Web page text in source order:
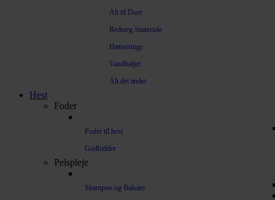
Alt til Duer
Redeæg /materiale
Hønseringe
Vandbaljer
Alt det andet
Hest
Foder
Foder til hest
Godbidder
Pelspleje
Shampoo og Balsam